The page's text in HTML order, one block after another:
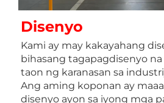
Disenyo
Kami ay may kakayahang
bihasang tagapagdisenyo
taon ng karanasan sa
Ang aming koponan ay
disenyo ayon sa iyong mga